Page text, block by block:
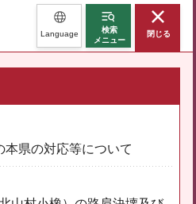
Language
検索
メニュー
閉じる
県の対応等について